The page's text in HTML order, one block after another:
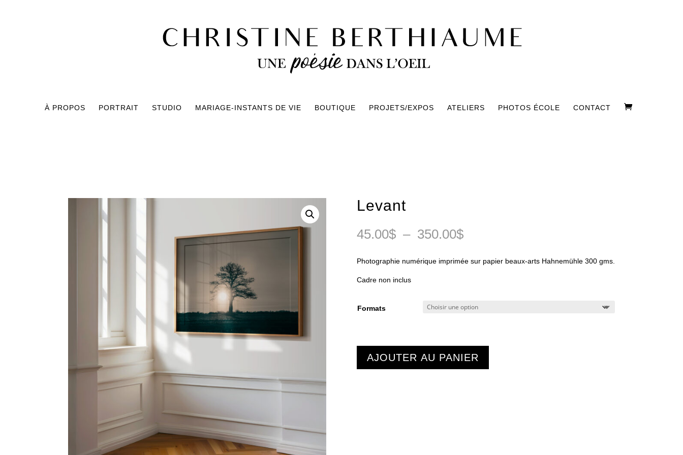
À PROPOS PORTRAIT STUDIO MARIAGE-INSTANTS DE VIE BOUTIQUE PROJETS/EXPOS ATELIERS PHOTOS ÉCOLE CONTACT
Levant
45.00$ – 350.00$Plage
prix :
45.00$
Photographie numérique imprimée sur papier beaux-arts Hahnemühle 300 gms.
Cadre non inclus
Formats
AJOUTER AU PANIER